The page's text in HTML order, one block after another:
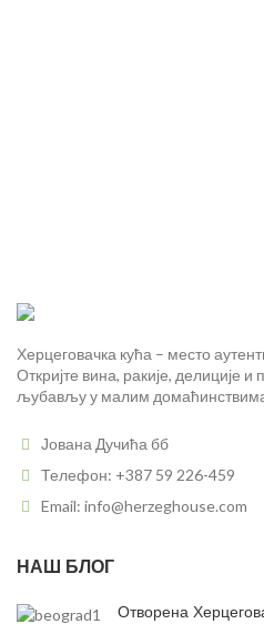
Херцеговачка кућа – место
Откријте вина, ракије, делиције
љубављу у малим
Јована Дучића бб
Телефон: +387 59 226-459
Email: info@herzeghouse.com
НАШ БЛОГ
Отворена